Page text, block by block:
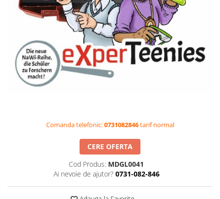
Videoconferinta si Colaborare
Camere Videoconferinta
Tehnologie Educationala
Ochelari VR-3D
Kit Robotic Educational
Software Educational
Table Interactive
Videoproiectoare si Echipamente IT
Videoproiectoare
Comanda telefonic:0731082846tarif normal
CERE OFERTA
Cod Produs: MDGL0041
Ai nevoie de ajutor? 0731-082-846